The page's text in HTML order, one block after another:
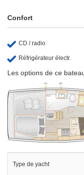
Confort
CD / radio
Réfrigérateur électr.
Les options de ce
Type de yacht